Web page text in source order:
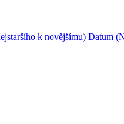
k novějšímu) Datum